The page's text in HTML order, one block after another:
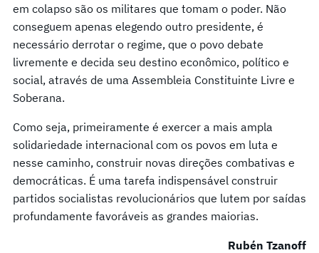
em colapso são os militares que tomam o poder. Não
conseguem apenas elegendo outro presidente, é
necessário derrotar o regime, que o povo debate
livremente e decida seu destino econômico, político e
social, através de uma Assembleia Constituinte Livre e
Soberana.
Como seja, primeiramente é exercer a mais ampla
solidariedade internacional com os povos em luta e
nesse caminho, construir novas direções combativas e
democráticas. É uma tarefa indispensável construir
partidos socialistas revolucionários que lutem por saídas
profundamente favoráveis as grandes maiorias.
Rubén Tzanoff